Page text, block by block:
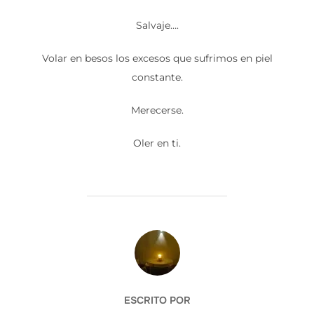
Salvaje….
Volar en besos los excesos que sufrimos en piel
constante.
Merecerse.
Oler en ti.
AUTOR DE LA ENTRADA
ESCRITO POR